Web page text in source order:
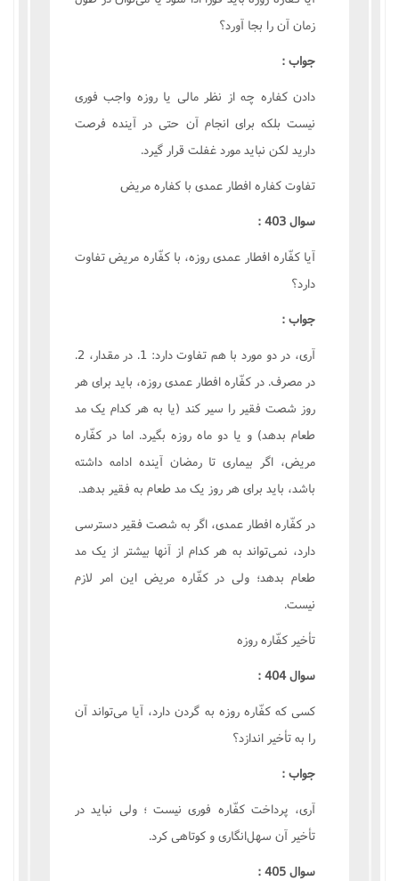
زمان آن را بجا آورد؟
جواب :
دادن کفاره چه از نظر مالى يا روزه واجب فورى
نيست بلکه براى انجام آن حتى در آينده فرصت
داريد لکن نبايد مورد غفلت قرار گيرد.
تفاوت کفاره افطار عمدى با کفاره مريض
سوال 403 :
آيا کفّاره افطار عمدى روزه، با کفّاره مريض تفاوت
دارد؟
جواب :
آرى، در دو مورد با هم تفاوت دارد: 1. در مقدار، 2.
در مصرف. در کفّاره افطار عمدى روزه، بايد براى هر
روز شصت فقير را سير کند (يا به هر کدام يک مد
طعام بدهد) و يا دو ماه روزه بگيرد. اما در کفّاره
مريض، اگر بيمارى تا رمضان آينده ادامه داشته
باشد، بايد براى هر روز يک مد طعام به فقير بدهد.
در کفّاره افطار عمدى، اگر به شصت فقير دسترسى
دارد، نمى‌تواند به هر کدام از آنها بيشتر از يک مد
طعام بدهد؛ ولى در کفّاره مريض اين امر لازم
نيست.
تأخير کفّاره روزه
سوال 404 :
کسى که کفّاره روزه به گردن دارد، آيا مى‌تواند آن
را به تأخير اندازد؟
جواب :
آرى، پرداخت کفّاره فورى نيست ؛ ولى نبايد در
تأخير آن سهل‌انگارى و کوتاهى کرد.
سوال 405 :